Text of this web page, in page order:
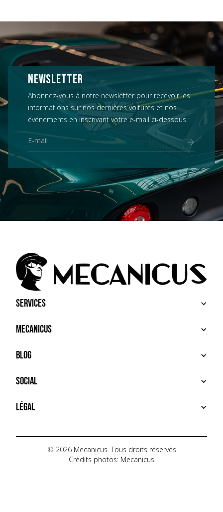
NEWSLETTER
Abonnez-vous à notre newsletter pour recevoir les
informations sur nos dernières voitures et nos
événements en inscrivant votre e-mail ci-dessous :
Services
ACHETER
VENDRE
SERVICES PREMIUM
Mecanicus
À PROPOS
HOUSE MECANICUS
CONTACT
Blog
NEWS
VIDÉOS
AUTOPÉDIA
Social
INSTAGRAM
TIKTOK
YOUTUBE
Légal
POLITIQUE DE CONFIDENTIALITÉ
© 2026 Mecanicus. Tous droits réservés
Crédits photos: Mecanicus